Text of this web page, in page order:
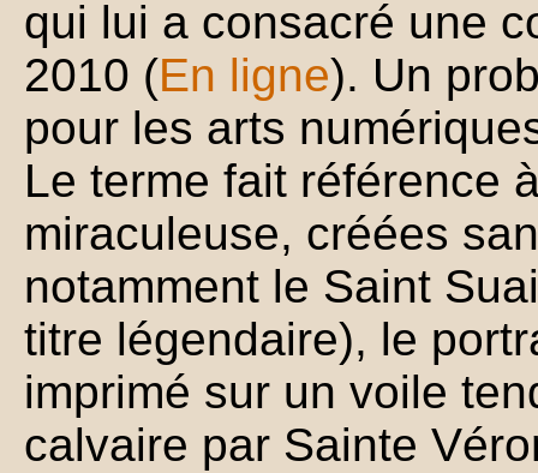
qui lui a consacré une
2010 (En ligne). Un
pour les arts
Le terme fait référence
miraculeuse, créées
notamment le Saint
titre légendaire), le
imprimé sur un voile
calvaire par Sainte